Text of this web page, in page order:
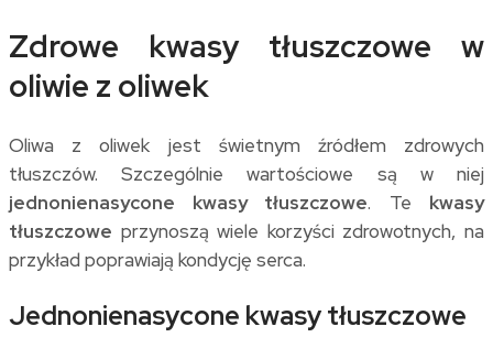
Zdrowe kwasy tłuszczowe w
oliwie z oliwek
Oliwa z oliwek jest świetnym źródłem zdrowych
tłuszczów. Szczególnie wartościowe są w niej
jednonienasycone kwasy tłuszczowe. Te kwasy
tłuszczowe przynoszą wiele korzyści zdrowotnych, na
przykład poprawiają kondycję serca.
Jednonienasycone kwasy tłuszczowe